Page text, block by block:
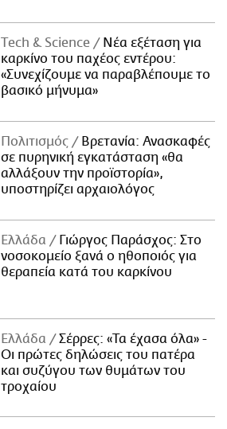
Τech & Science
Νέα εξέταση για
καρκίνο του παχέος εντέρου:
«Συνεχίζουμε να παραβλέπουμε το
βασικό μήνυμα»
Πολιτισμός
Βρετανία: Ανασκαφές
σε πυρηνική εγκατάσταση «θα
αλλάξουν την προϊστορία»,
υποστηρίζει αρχαιολόγος
Ελλάδα
Γιώργος Παράσχος: Στο
νοσοκομείο ξανά ο ηθοποιός για
θεραπεία κατά του καρκίνου
Ελλάδα
Σέρρες: «Τα έχασα όλα» -
Οι πρώτες δηλώσεις του πατέρα
και συζύγου των θυμάτων του
τροχαίου